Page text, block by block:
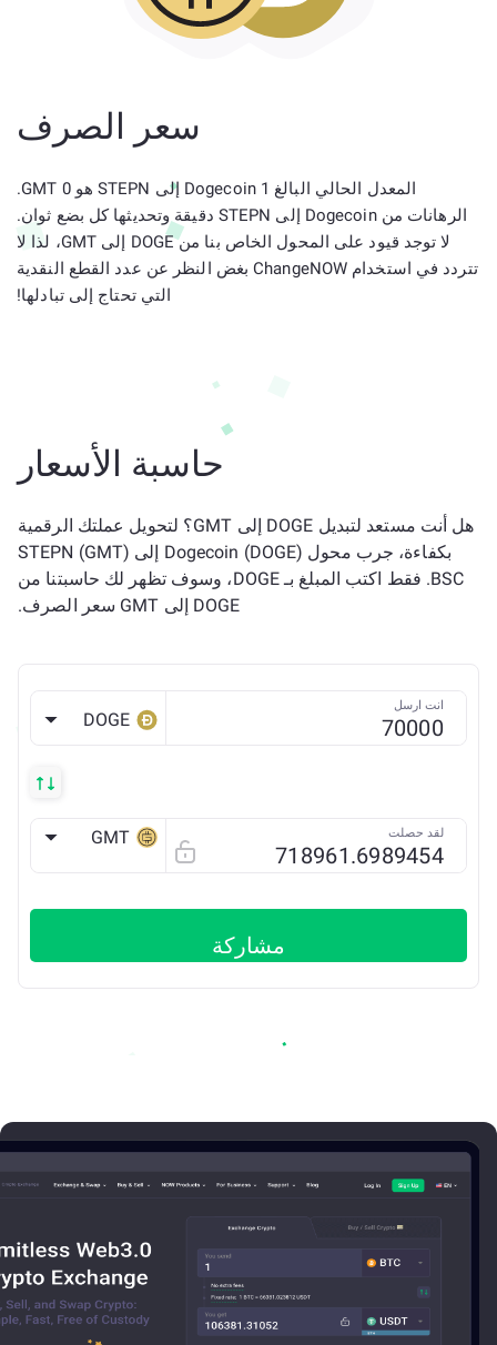
سعر الصرف
المعدل الحالي البالغ 1 Dogecoin إلى STEPN هو 0 GMT.
الرهانات من Dogecoin إلى STEPN دقيقة وتحديثها كل بضع ثوان.
لا توجد قيود على المحول الخاص بنا من DOGE إلى GMT، لذا لا
تتردد في استخدام ChangeNOW بغض النظر عن عدد القطع النقدية
التي تحتاج إلى تبادلها!
حاسبة الأسعار
هل أنت مستعد لتبديل DOGE إلى GMT؟ لتحويل عملتك الرقمية
بكفاءة، جرب محول Dogecoin (DOGE) إلى STEPN (GMT)
BSC. فقط اكتب المبلغ بـ DOGE، وسوف تظهر لك حاسبتنا من
DOGE إلى GMT سعر الصرف.
انت ارسل
DOGE
لقد حصلت GMT
مشاركة